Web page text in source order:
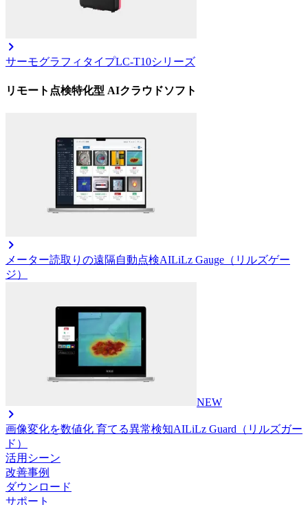
サーモグラフィタイプLC-T10シリーズ
リモート点検特化型 AIクラウドソフト
メーター読取りの遠隔自動点検AILiLz Gauge（リルズゲー
ジ）
NEW
画像変化を数値化 育てる異常検知AILiLz Guard（リルズガー
ド）
活用シーン
改善事例
ダウンロード
サポート